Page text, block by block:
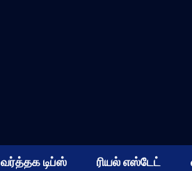
வர்த்தக டிப்ஸ் ரியல் எஸ்டேட்